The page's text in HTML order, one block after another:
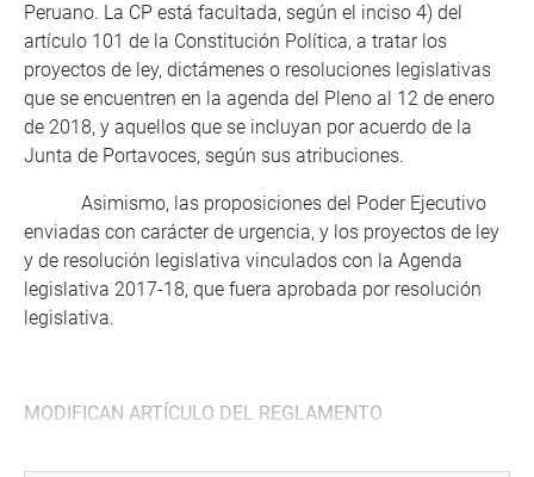
Peruano. La CP está facultada, según el inciso 4) del
artículo 101 de la Constitución Política, a tratar los
proyectos de ley, dictámenes o resoluciones legislativas
que se encuentren en la agenda del Pleno al 12 de enero
de 2018, y aquellos que se incluyan por acuerdo de la
Junta de Portavoces, según sus atribuciones.
Asimismo, las proposiciones del Poder Ejecutivo
enviadas con carácter de urgencia, y los proyectos de ley
y de resolución legislativa vinculados con la Agenda
legislativa 2017-18, que fuera aprobada por resolución
legislativa.
MODIFICAN ARTÍCULO DEL REGLAMENTO